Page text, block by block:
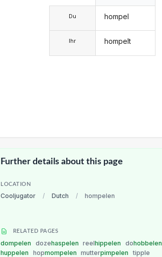
Du
Ihr
hompel
hompelt
Further details about this page
LOCATION
Cooljugator / Dutch / hompelen
RELATED PAGES
dompelen dozehaspelen reelhippelen dohobbelen
huppelen
hopmompelen mutterpimpelen tipple